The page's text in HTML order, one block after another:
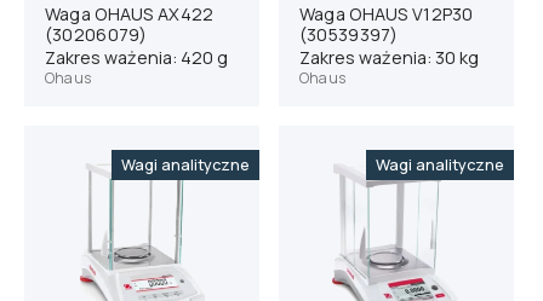
Waga OHAUS AX422
(30206079)
Zakres ważenia: 420 g
Ohaus
Waga OHAUS V12P30
(30539397)
Zakres ważenia: 30 kg
Ohaus
Wagi analityczne Wagi analityczne